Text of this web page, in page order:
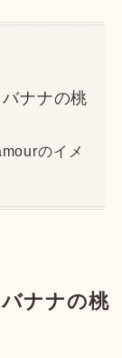
ナナの桃
のイメ
ナナの桃